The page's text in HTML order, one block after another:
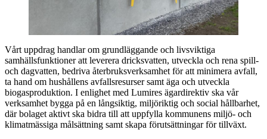
Vårt uppdrag handlar om grundläggande och livsviktiga
samhällsfunktioner att leverera dricksvatten, utveckla och rena spill-
och dagvatten, bedriva återbruksverksamhet för att minimera avfall,
ta hand om hushållens avfallsresurser samt äga och utveckla
biogasproduktion. I enlighet med Lumires ägardirektiv ska vår
verksamhet bygga på en långsiktig, miljöriktig och social hållbarhet,
där bolaget aktivt ska bidra till att uppfylla kommunens miljö- och
klimatmässiga målsättning samt skapa förutsättningar för tillväxt.